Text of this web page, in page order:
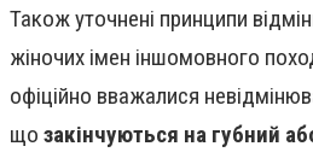
Також уточнені принципи
жіночих імен іншомовного
офіційно вважалися
що закінчуються на губний